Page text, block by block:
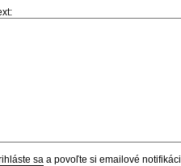
sa a povoľte si emailové